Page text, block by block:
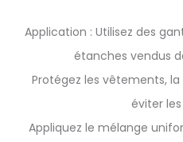
Application : Utilisez des
étanches vendus
Protégez les vêtements,
éviter
Appliquez le mélange